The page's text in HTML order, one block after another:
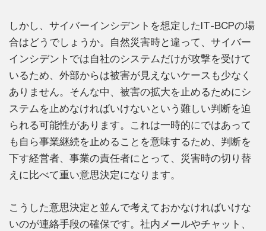
しかし、サイバーインシデントを想定したIT-BCPの場
合はどうでしょうか。自然災害時と違って、サイバー
インシデントでは自社のシステムだけが攻撃を受けて
いるため、外部からは被害が見えないケースも少なく
ありません。そんな中、被害の拡大を止めるためにシ
ステムを止めなければいけないという難しい判断を迫
られる可能性があります。これは一時的にではあって
も自ら事業継続を止めることを意味するため、判断を
下す経営者、事業の責任者にとって、災害時の切り替
えに比べて重い意思決定になります。
こうした意思決定と並んで考えておかなければいけな
いのが連絡手段の確保です。社内メールやチャット、